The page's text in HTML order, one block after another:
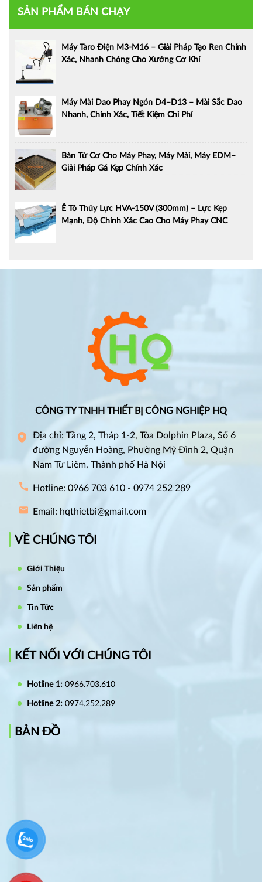
SẢN PHẨM BÁN CHẠY
Máy Taro Điện M3-M16 – Giải Pháp Tạo Ren Chính
Xác, Nhanh Chóng Cho Xưởng Cơ Khí
Máy Mài Dao Phay Ngón D4–D13 – Mài Sắc Dao
Nhanh, Chính Xác, Tiết Kiệm Chi Phí
Bàn Từ Cơ Cho Máy Phay, Máy Mài, Máy EDM–
Giải Pháp Gá Kẹp Chính Xác
Ê Tô Thủy Lực HVA-150V (300mm) – Lực Kẹp
Mạnh, Độ Chính Xác Cao Cho Máy Phay CNC
CÔNG TY TNHH THIẾT BỊ CÔNG NGHIỆP HQ
Địa chỉ: Tầng 2, Tháp 1-2, Tòa Dolphin Plaza, Số 6
đường Nguyễn Hoàng, Phường Mỹ Đình 2, Quận
Nam Từ Liêm, Thành phố Hà Nội
Hotline: 0966 703 610 - 0974 252 289
Email: hqthietbi@gmail.com
VỀ CHÚNG TÔI
Giới Thiệu
Sản phẩm
Tin Tức
Liên hệ
KẾT NỐI VỚI CHÚNG TÔI
Hotline 1: 0966.703.610
Hotline 2: 0974.252.289
BẢN ĐỒ